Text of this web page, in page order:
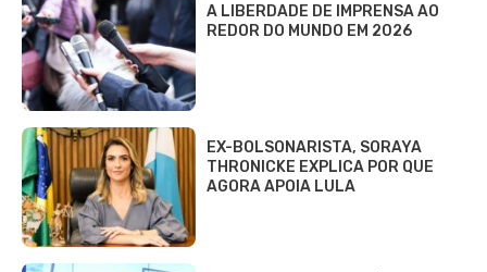
A LIBERDADE DE IMPRENSA AO
REDOR DO MUNDO EM 2026
EX-BOLSONARISTA, SORAYA
THRONICKE EXPLICA POR QUE
AGORA APOIA LULA